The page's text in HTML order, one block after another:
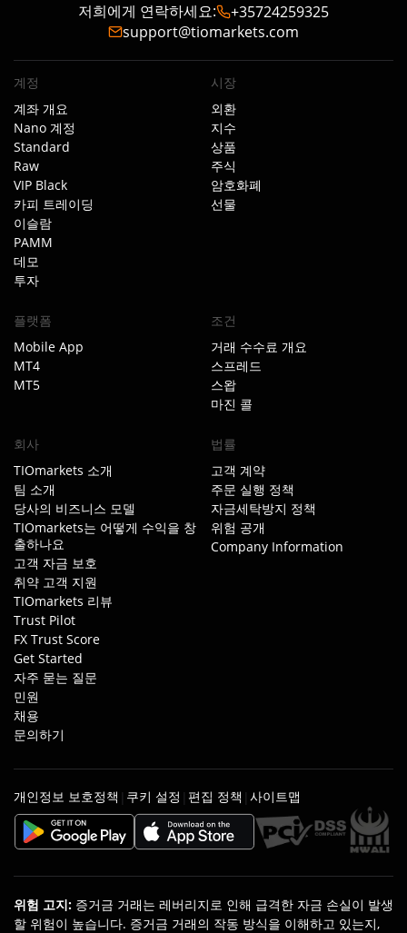
저희에게 연락하세요:
+35724259325
support@tiomarkets.com
계정
계좌 개요
Nano 계정
Standard
Raw
VIP Black
카피 트레이딩
이슬람
PAMM
데모
투자
시장
외환
지수
상품
주식
암호화폐
선물
플랫폼
Mobile App
MT4
MT5
조건
거래 수수료 개요
스프레드
스왑
마진 콜
회사
TIOmarkets 소개
팀 소개
당사의 비즈니스 모델
TIOmarkets는 어떻게 수익을 창
출하나요
고객 자금 보호
취약 고객 지원
TIOmarkets 리뷰
Trust Pilot
FX Trust Score
Get Started
자주 묻는 질문
민원
채용
문의하기
법률
고객 계약
주문 실행 정책
자금세탁방지 정책
위험 공개
Company Information
개인정보 보호정책 | 쿠키 설정 | 편집 정책 | 사이트맵
위험 고지: 증거금 거래는 레버리지로 인해 급격한 자금 손실이 발생
할 위험이 높습니다. 증거금 거래의 작동 방식을 이해하고 있는지,